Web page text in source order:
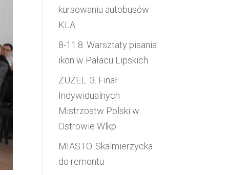
kursowaniu autobusów
KLA
8-11.8. Warsztaty pisania
ikon w Pałacu Lipskich
ŻUŻEL. 3. Finał
Indywidualnych
Mistrzostw Polski w
Ostrowie Wlkp.
MIASTO. Skalmierzycka
do remontu